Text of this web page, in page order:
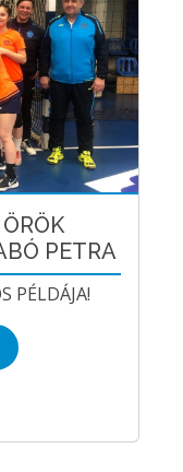
PETRA
PÉLDÁJA!